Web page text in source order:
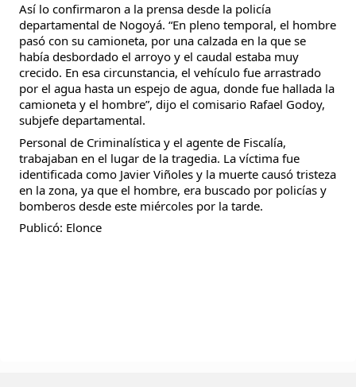
Así lo confirmaron a la prensa desde la policía
departamental de Nogoyá. “En pleno temporal, el hombre
pasó con su camioneta, por una calzada en la que se
había desbordado el arroyo y el caudal estaba muy
crecido. En esa circunstancia, el vehículo fue arrastrado
por el agua hasta un espejo de agua, donde fue hallada la
camioneta y el hombre”, dijo el comisario Rafael Godoy,
subjefe departamental.
Personal de Criminalística y el agente de Fiscalía,
trabajaban en el lugar de la tragedia. La víctima fue
identificada como Javier Viñoles y la muerte causó tristeza
en la zona, ya que el hombre, era buscado por policías y
bomberos desde este miércoles por la tarde.
Publicó: Elonce